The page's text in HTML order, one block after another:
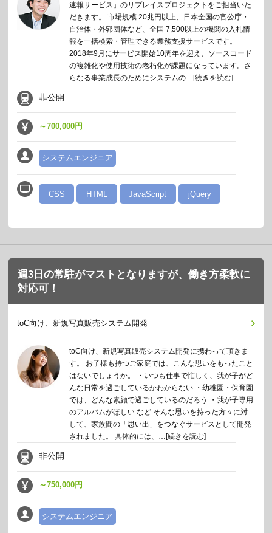
速報サービス」のリプレイスプロジェクトをご担当いた
だきます。 市場規模 20兆円以上、日本全国の官公庁・
自治体・外郭団体など、全国 7,500以上の機関の入札情
報を一括検索・管理できる業務支援サービスです。
2018年9月にサービス開始10周年を迎え、ソースコード
の複雑化や使用技術の老朽化が課題になっています。さ
らなる事業成長のためにシステムの… [続きを読む]
非公開
～700,000円
システムエンジニア
CSS HTML JavaScript jQuery
週3日の常駐がマストとなりますが、働き方柔軟に
対応可！
toC向け、新規写真販売システム開発
toC向け、新規写真販売システム開発に携わって頂きま
す。 お子様も持つご家庭では、こんな思いをもったこと
はないでしょうか。 ・いつも仕事で忙しく、我が子がど
んな日常を過ごしているかわからない ・幼稚園・保育園
では、どんな素顔で過ごしているのだろう ・我が子専用
のアルバムがほしい など そんな思いを持った方々に対
して、家族間の「思い出」をつなぐサービスとして開発
されました。 具体的には、… [続きを読む]
非公開
～750,000円
システムエンジニア